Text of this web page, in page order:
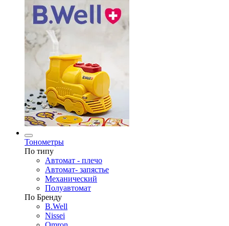
Тонометры
По типу
Автомат - плечо
Автомат- запястье
Механический
Полуавтомат
По Бренду
B.Well
Nissei